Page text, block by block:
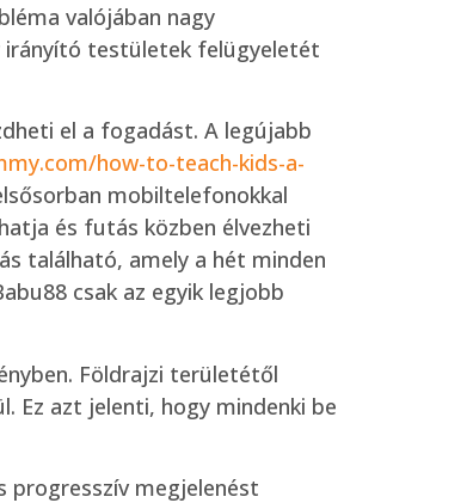
valójában nagy
irányító testületek felügyeletét
el a fogadást. A legújabb
how-to-teach-kids-a-
mobiltelefonokkal
és futás közben élvezheti
található, amely a hét minden
csak az egyik legjobb
Földrajzi területétől
azt jelenti, hogy mindenki be
progresszív megjelenést